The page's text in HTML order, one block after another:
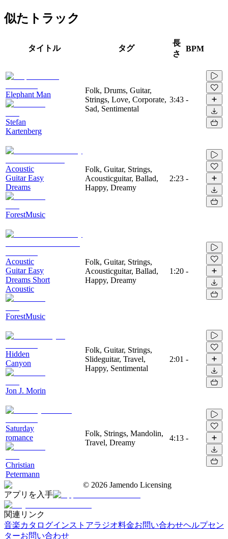
似たトラック
タイトル タグ
長
さ
BPM
Elephant Man
Stefan
Kartenberg
Folk, Drums, Guitar,
Strings, Love, Corporate,
Sad, Sentimental
3:43 -
Acoustic
Guitar Easy
Dreams
ForestMusic
Folk, Guitar, Strings,
Acousticguitar, Ballad,
Happy, Dreamy
2:23 -
Acoustic
Guitar Easy
Dreams Short
Acoustic
ForestMusic
Folk, Guitar, Strings,
Acousticguitar, Ballad,
Happy, Dreamy
1:20 -
Hidden
Canyon
Jon J. Morin
Folk, Guitar, Strings,
Slideguitar, Travel,
Happy, Sentimental
2:01 -
Saturday
romance
Christian
Petermann
Folk, Strings, Mandolin,
Travel, Dreamy
4:13 -
© 2026 Jamendo Licensing
アプリを入手
関連リンク
音楽カタログインストアラジオ料金お問い合わせヘルプセン
ターお問い合わせ